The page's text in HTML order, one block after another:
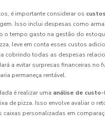
é importante considerar os
Isso inclui despesas como
o tempo gasto na gestão do
leve em conta esses custos
cobrindo todas as despesas
a evitar surpresas financeiras no
permaneça rentável.
é realizar uma análise de
de pizza. Isso envolve avaliar o
caixas personalizadas em